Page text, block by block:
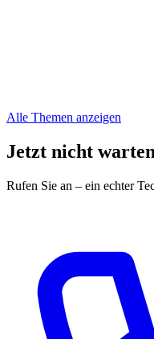
Alle Themen anzeigen
Jetzt nicht
Rufen Sie an – ein echter